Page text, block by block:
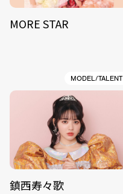
MORE STAR
MODEL/TALENT
鎮西寿々歌